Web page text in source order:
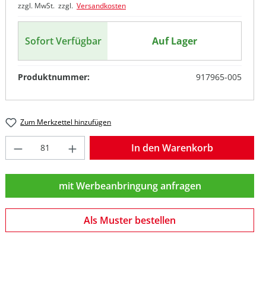
zzgl. MwSt. zzgl. Versandkosten
Sofort Verfügbar Auf Lager
Produktnummer: 917965-005
Zum Merkzettel hinzufügen
Produkt Anzahl: Gib denIn den Warenkorb
mit Werbeanbringung anfragen
Als Muster bestellen